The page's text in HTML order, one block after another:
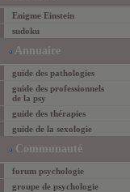
Enigme Einstein
sudoku
Annuaire
guide des pathologies
guide des professionnels
de la psy
guide des thérapies
guide de la sexologie
Communauté
forum psychologie
groupe de psychologie